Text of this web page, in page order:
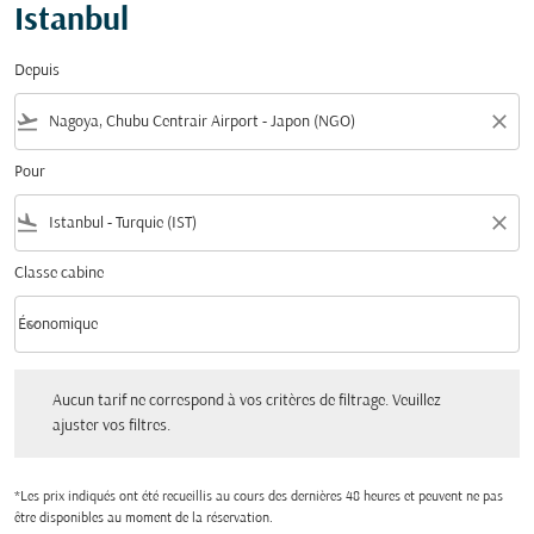
Istanbul
Depuis
flight_takeoff close
Pour
flight_land close
Classe cabine
Classe cabine option Économique Selected
Économique
keyboard_arrow_down
Aucun tarif ne correspond à vos critères de filtrage. Veuillez
ajuster vos filtres.
*Les prix indiqués ont été recueillis au cours des dernières 48 heures et peuvent ne pas
être disponibles au moment de la réservation.